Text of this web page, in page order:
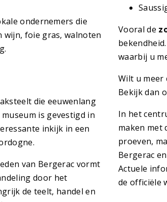
ondernemers die
wijn, foie gras, walnoten
die eeuwenlang
is gevestigd in
inkijk in een
van Bergerac vormt
door het
de teelt, handel en
Vooral de
waarbij u
Wilt u meer
Bekijk dan
In het
maken met
proeven,
Bergerac
Actuele
de officiële